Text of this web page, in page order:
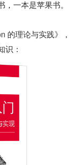
一本是苹果书。
的理论与实践》，
识：